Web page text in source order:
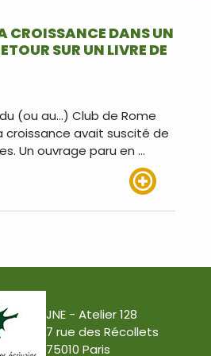
CROISSANCE DANS UN
SUR UN LIVRE DE
(ou au…) Club de Rome
croissance avait suscité de
Un ouvrage paru en …
JNE - Atelier 128
7 rue des Récollets
75010 Paris